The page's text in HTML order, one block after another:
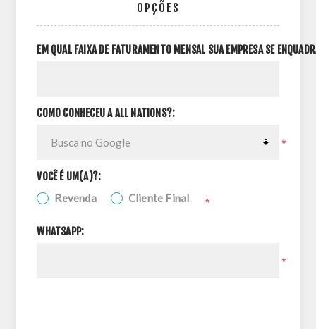
OPÇÕES
EM QUAL FAIXA DE FATURAMENTO MENSAL SUA EMPRESA SE
COMO CONHECEU A ALL NATIONS?:
*
VOCÊ É UM(A)?:
Revenda Cliente Final *
WHATSAPP:
*